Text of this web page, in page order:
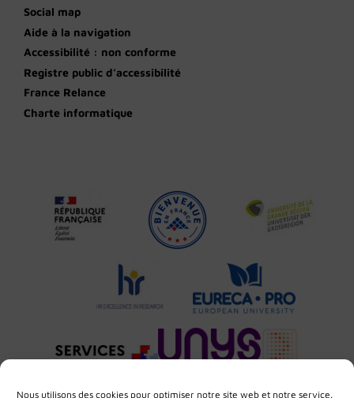
Nous utilisons des cookies pour optimiser notre site web et notre service.
Social map
Aide à la navigation
Accessibilité : non conforme
Registre public d’accessibilité
France Relance
Charte informatique